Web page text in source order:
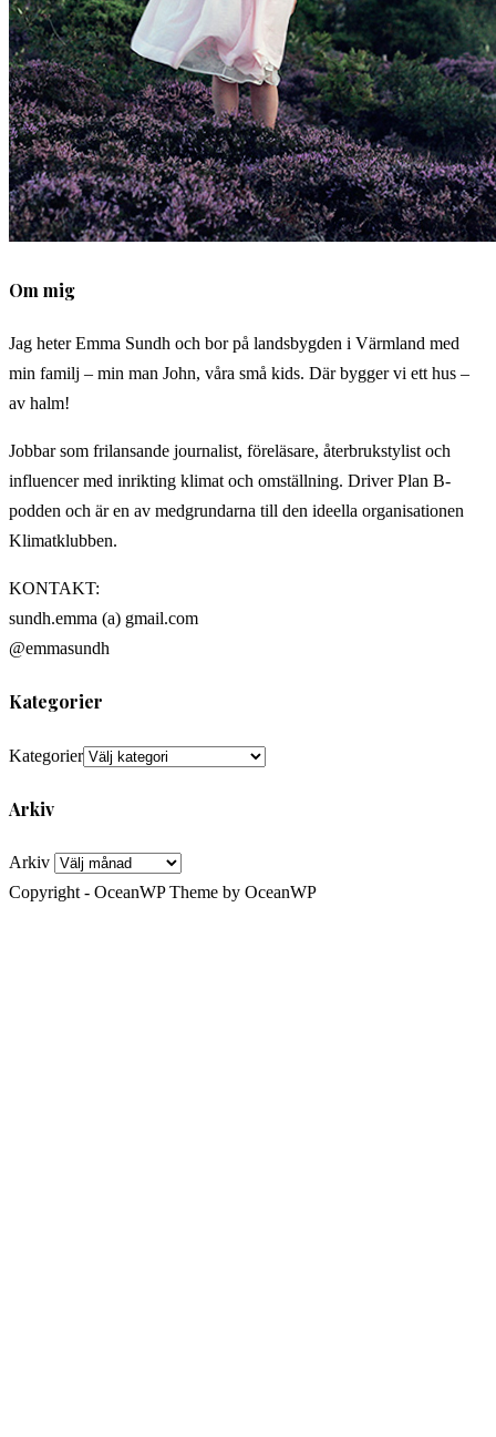
Om mig
Jag heter Emma Sundh och bor på landsbygden i Värmland med
min familj – min man John, våra små kids. Där bygger vi ett hus –
av halm!
Jobbar som frilansande journalist, föreläsare, återbrukstylist och
influencer med inrikting klimat och omställning. Driver Plan B-
podden och är en av medgrundarna till den ideella organisationen
Klimatklubben.
KONTAKT:
sundh.emma (a) gmail.com
@emmasundh
Kategorier
Kategorier
Arkiv
Arkiv
Copyright - OceanWP Theme by OceanWP